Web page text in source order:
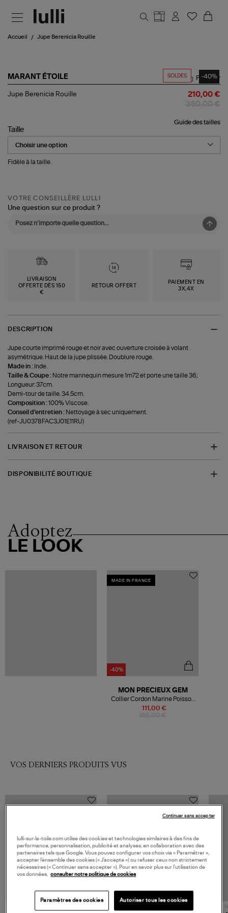
Accueil Jupe Berenicia Rouille
SOLDES -40%
MARANT ÉTOILE
Jupe
Partager
Jupe Berenicia Rouille 210,00 €
Guide des tailles
Taille
Fidèle à la taille.
VOTRE CONSEILLÈRE LULLI
Une question sur ce produit ?
LIVRAISON
OFFERTE DÈS 150
€
RETOUR OFFERT
PAIEMENT EN
3X,4X
DESCRIPTION
Jupe courte imprimé rouge et noir avec ouverture croisée à volant
asymétrique. Haut de la jupe plissée. Doublure rouge.
Made in : Inde.
Taille & Coupe : Notre mannequin mesure 1m72 et porte une taille 36;
Longueur: 37cm.
Demi-tour de taille. 34.5cm.
Composition :100% Viscose.
Conseil d'entretien : Nettoyage à sec uniquement.
(ref-JU0378FAC3J01E11RU)
LIVRAISON ET RETOUR
DISPONIBILITÉ BOUTIQUE
Adoptez
LE LOOK
MADE IN FRANCE
-40%
111,00 €
MON PRECIEUX GEM
Collier Cordon Marine Poisson
Améthyste Verte
VOS DERNIERS PRODUITS VUS
lulli-sur-la-toile.com utilise des cookies et technologies similaires à des fins de
performance, personnalisation, publicité et analyses, en collaboration avec des
partenaires tels que Google. Vous pouvez configurer vos choix via « Paramétrer »,
accepter l’ensemble des cookies (« J’accepte ») ou refuser ceux non strictement
nécessaires (« Continuer sans accepter »). Pour en savoir plus sur l’utilisation de
vos données, consulter notre politique de cookies
Paramètres des cookies Autoriser tous les cookies
Continuer sans accepter